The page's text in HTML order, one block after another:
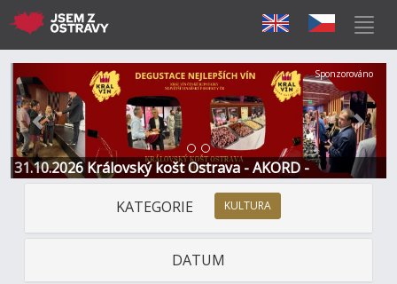
31.10.2026 Královský košt Ostrava - AKORD -
Restaurace a Hotel
Předchozí Další
Sponzorováno
KATEGORIE KULTURA
DATUM